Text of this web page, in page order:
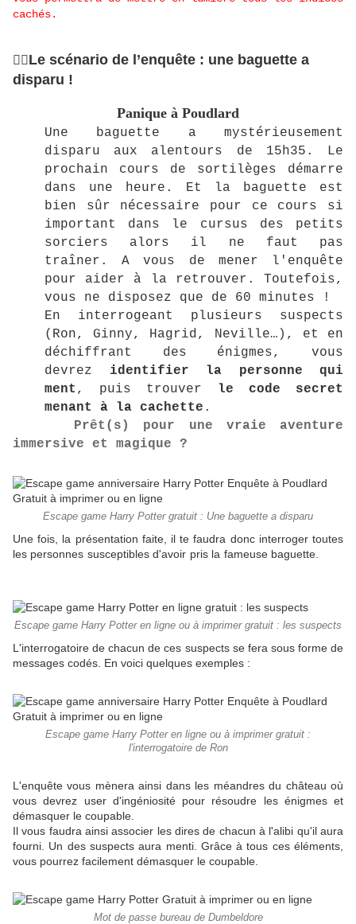
cachés.
🧙‍♂️Le scénario de l’enquête : une baguette a
disparu !
Panique à Poudlard
Une baguette a mystérieusement
disparu aux alentours de 15h35. Le
prochain cours de sortilèges démarre
dans une heure. Et la baguette est
bien sûr nécessaire pour ce cours si
important dans le cursus des petits
sorciers alors il ne faut pas
traîner. A vous de mener l'enquête
pour aider à la retrouver. Toutefois,
vous ne disposez que de 60 minutes !
En interrogeant plusieurs suspects
(Ron, Ginny, Hagrid, Neville…), et en
déchiffrant des énigmes, vous
devrez identifier la personne qui
ment , puis trouver le code secret
menant à la cachette .
Prêt(s) pour une vraie aventure
immersive et magique ?
Escape game Harry Potter gratuit : Une baguette a disparu
Une fois, la présentation faite, il te faudra donc interroger toutes
les personnes susceptibles d'avoir pris la fameuse baguette.
Escape game Harry Potter en ligne ou à imprimer gratuit : les suspects
L'interrogatoire de chacun de ces suspects se fera sous forme de
messages codés. En voici quelques exemples :
Escape game Harry Potter en ligne ou à imprimer gratuit :
l'interrogatoire de Ron
L'enquête vous mènera ainsi dans les méandres du château où
vous devrez user d'ingéniosité pour résoudre les énigmes et
démasquer le coupable.
Il vous faudra ainsi associer les dires de chacun à l'alibi qu'il aura
fourni. Un des suspects aura menti. Grâce à tous ces éléments,
vous pourrez facilement démasquer le coupable.
Mot de passe bureau de Dumbeldore